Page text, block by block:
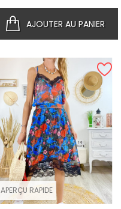
AJOUTER AU PANIER
APERÇU RAPIDE